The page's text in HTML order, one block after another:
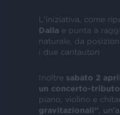
L'iniziativa, come
Dalla e punta a
naturale, da
i due cantautori
Inoltre sabato 2
un concerto-
piano, violino e
gravitazionali”